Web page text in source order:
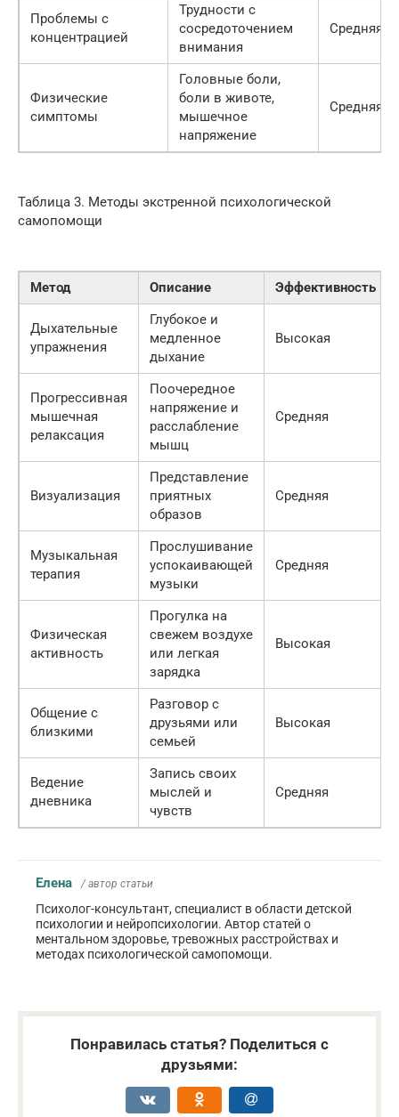
Проблемы с
концентрацией
Трудности с
сосредоточением
внимания
Средняя
Физические
симптомы
Головные боли,
боли в животе,
мышечное
напряжение
Средняя
Таблица 3. Методы экстренной психологической
самопомощи
Метод Описание Эффективность
Дыхательные
упражнения
Глубокое и
медленное
дыхание
Высокая
Прогрессивная
мышечная
релаксация
Поочередное
напряжение и
расслабление
мышц
Средняя
Визуализация
Представление
приятных
образов
Средняя
Музыкальная
терапия
Прослушивание
успокаивающей
музыки
Средняя
Физическая
активность
Прогулка на
свежем воздухе
или легкая
зарядка
Высокая
Общение с
близкими
Разговор с
друзьями или
семьей
Высокая
Ведение
дневника
Запись своих
мыслей и
чувств
Средняя
Елена / автор статьи
Психолог-консультант, специалист в области детской
психологии и нейропсихологии. Автор статей о
ментальном здоровье, тревожных расстройствах и
методах психологической самопомощи.
Понравилась статья? Поделиться с
друзьями: